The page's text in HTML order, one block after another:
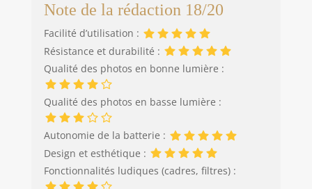
Note de la rédaction 18/20
Facilité d’utilisation :
Résistance et durabilité :
Qualité des photos en bonne lumière :
Qualité des photos en basse lumière :
Autonomie de la batterie :
Design et esthétique :
Fonctionnalités ludiques (cadres, filtres) :